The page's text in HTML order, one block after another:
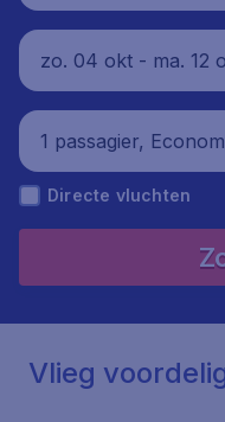
Verenigd
zo. 04 okt - ma. 12
1 passagier,
Directe vluchten
Vlieg